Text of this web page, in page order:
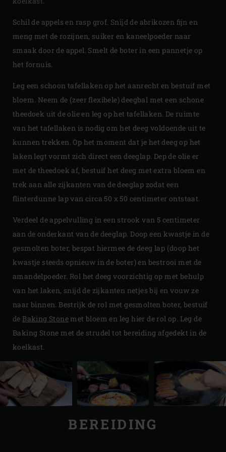
Schil de appels en rasp grof. Snijd de abrikozen fijn en
meng met de rozijnen, suiker en kaneelpoeder naar
smaak door de appel. Smelt de boter in een pannetje op
het fornuis.
Leg een schoon tafellaken op het aanrecht en bestuif met
bloem. Neem de (zeer flexibele) deegbal met een schone
theedoek uit de olie en leg op het tafellaken. De ruimte
van het tafellaken is nodig om het deeg voldoende uit te
kunnen trekken. Op het moment dat je het deeg op het
laken legt vormt zich direct een deeglap. Dep de olie er
met de theedoek af, bestuif het deeg met extra bloem en
trek aan alle zijkanten van de deeglap zodat een
flinterdunne lap van circa 50 x 50 centimeter ontstaat.
Verdeel de appelvulling in een strook van 5 centimeter
aan de onderkant van de deeglap. Doop een kwastje in de
gesmolten boter, bespat hiermee de deeg lap (doop het
kwastje steeds opnieuw in de boter) en bestrooi met de
amandelpoeder. Rol het deeg voorzichtig op met behulp
van het laken, snijd de zijkanten netjes bij en vouw ze
naar binnen. Bestrijk de rol met gesmolten boter, bestuif
deBaking Stonemet bloem en leg hier de rol op. Leg de
Baking Stone met de strudel tot bereiding afgedekt in de
koelkast.
BEREIDING